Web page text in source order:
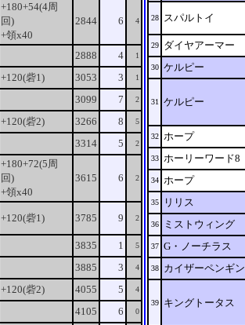
+180+54(4周
回)
+領x40
2844 6 4
2888 4 1
+120(砦1) 3053 3 1
3099 7 2
+120(砦2) 3266 8 5
3314 5 2
+180+72(5周
回)
+領x40
3615 6 2
+120(砦1) 3785 9 2
3835 1 5
3885 3 4
+120(砦2) 4055 5 4
4105 6 0
28 スパルトイ
29 ダイヤアーマー
30 ケルピー
31 ケルピー
32 ホープ
33 ホーリーワード8
34 ホープ
35 リリス
36 ミストウィング
37 G・ノーチラス
38 カイザーペンギン
39 キングトータス